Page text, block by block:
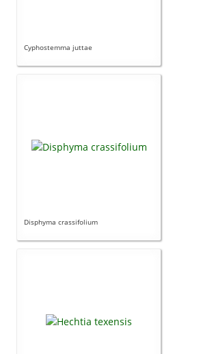
Cyphostemma juttae
Disphyma crassifolium